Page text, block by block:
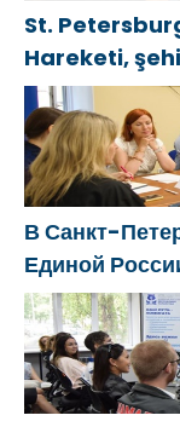
St.
Hareketi,
destek
öneriler
В Санкт-
Единой
предложения
программ